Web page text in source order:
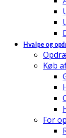
Hvalpe og
Køb
For